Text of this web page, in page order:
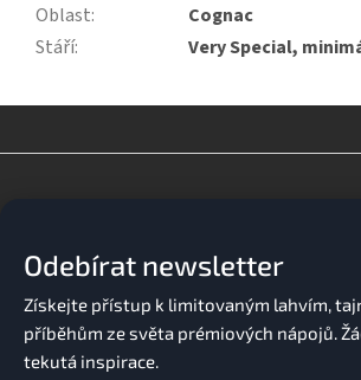
Oblast:
Cognac
Stáří: Very Special,
Odebírat newsletter